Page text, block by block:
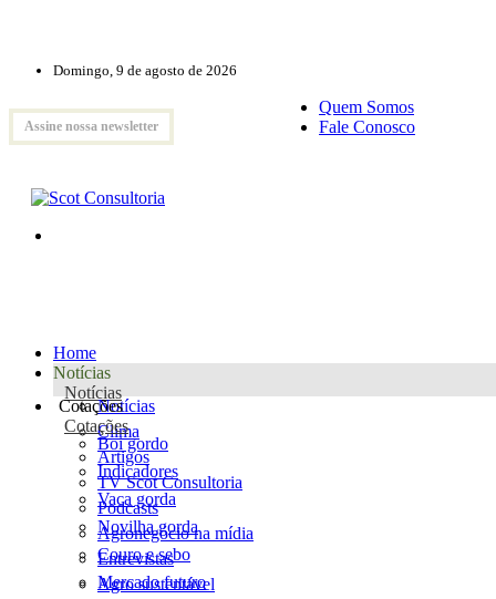
Domingo, 9 de agosto de 2026
Assine nossa newsletter
Quem Somos
Fale Conosco
Home
Notícias
Notícias
Notícias
Clima
Artigos
TV Scot Consultoria
Podcasts
Agronegócio na mídia
Entrevistas
Agro sustentável
Cotações
Cotações
Boi gordo
Indicadores
Vaca gorda
Novilha gorda
Couro e sebo
Mercado futuro